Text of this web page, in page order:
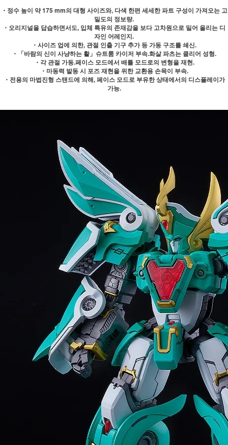
・정수 높이 약 175 mm의 대형 사이즈와, 다색 한편 세세한 파트 구성이 가져오는 고
밀도의 정보량.
・오리지널을 답습하면서도, 입체 특유의 존재감을 보다 고차원으로 밀어 올리는 디
자인 어레인지.
・사이즈 업에 의한, 관절 인출 기구 추가 등 가동 구조를 쇄신.
・「바람의 신이 사냥하는 활」슈트룸 카이저 부속.화살 파츠는 클리어 성형.
・각 관절 가동.페이스 모드에서 배틀 모드로의 변형을 재현.
・마동력 발동 시 포즈 재현을 위한 교환용 손목이 부속.
・전용의 마법진형 스탠드에 의해, 페이스 모드로 부유한 상태에서의 디스플레이가
가능.